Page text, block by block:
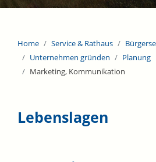
Home Service & Rathaus
Unternehmen gründen
Planung
Marketing, Kommunikation
Lebenslagen